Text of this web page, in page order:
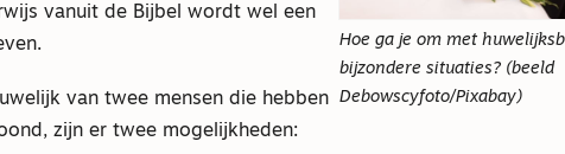
Hoe ga je om met
bijzondere situaties? (beeld
Debowscyfoto/Pixabay)
vanuit de Bijbel wordt wel een
van twee mensen die hebben
zijn er twee mogelijkheden: